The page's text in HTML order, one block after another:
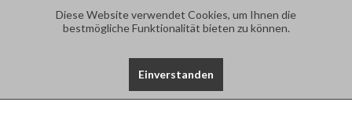
Diese Website verwendet Cookies, um Ihnen die
bestmögliche Funktionalität bieten zu können.
Einverstanden